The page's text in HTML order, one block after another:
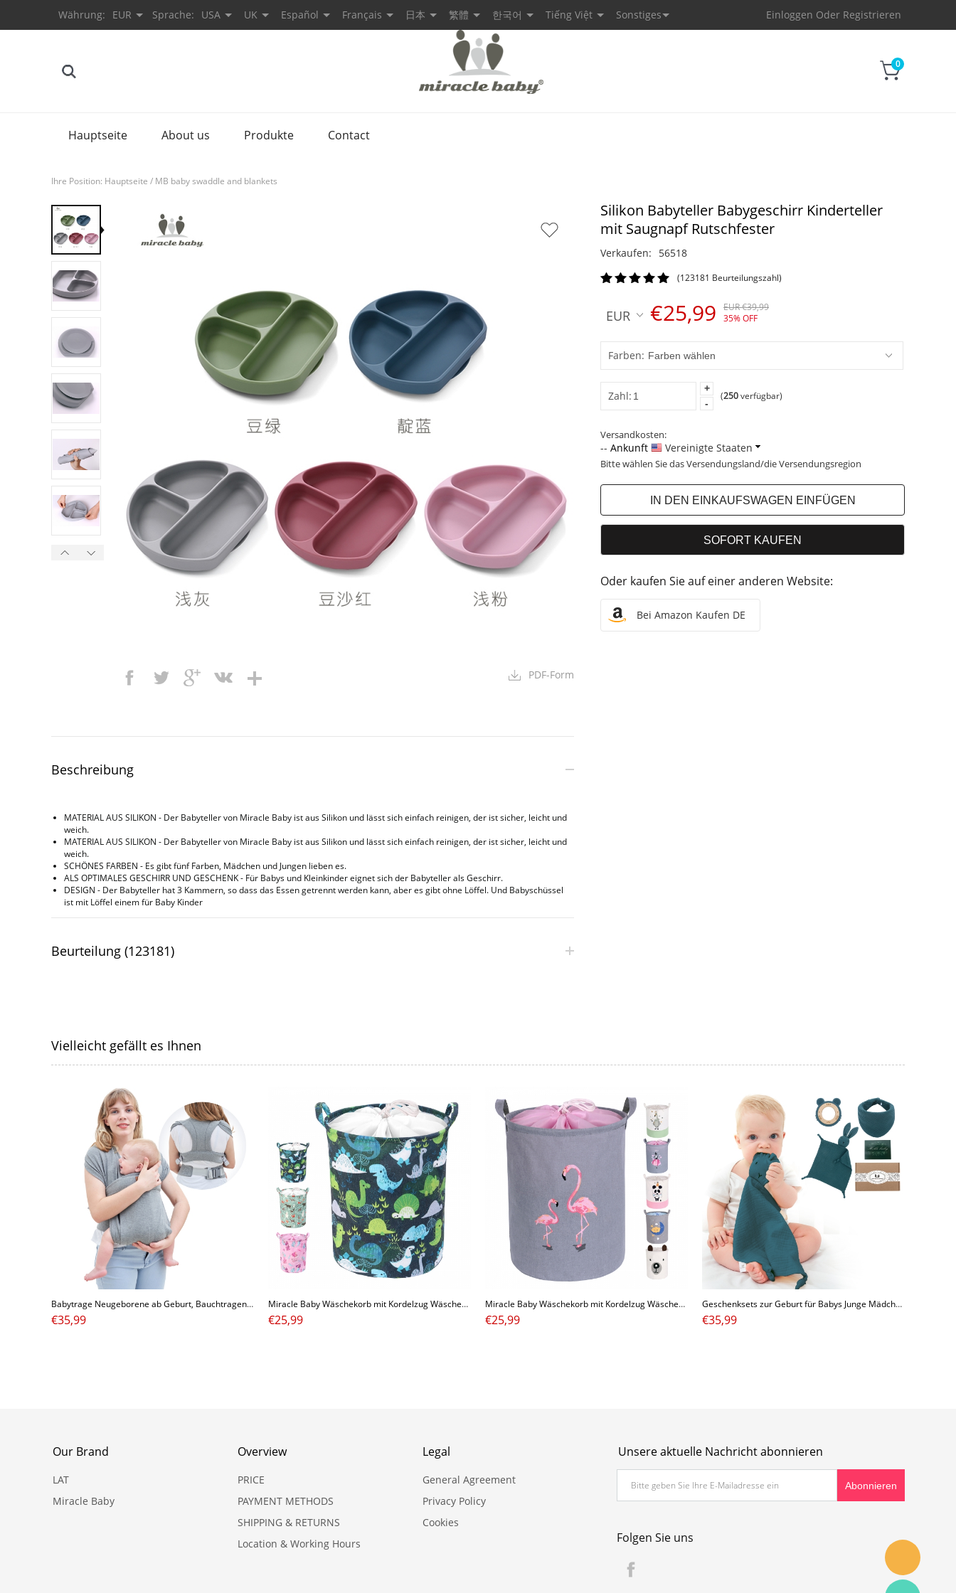
Währung: EUR Sprache: USA UK Español Français 日本 繁體 한국어 Tiếng Việt Sonstiges Einloggen Oder Registrieren
0
Hauptseite About us Produkte Contact
Ihre Position: Hauptseite / MB baby swaddle and blankets
PDF-Form
Beschreibung
MATERIAL AUS SILIKON - Der Babyteller von Miracle Baby ist aus Silikon und lässt sich einfach reinigen, der ist sicher, leicht und
weich.
MATERIAL AUS SILIKON - Der Babyteller von Miracle Baby ist aus Silikon und lässt sich einfach reinigen, der ist sicher, leicht und
weich.
SCHÖNES FARBEN - Es gibt fünf Farben, Mädchen und Jungen lieben es.
ALS OPTIMALES GESCHIRR UND GESCHENK - Für Babys und Kleinkinder eignet sich der Babyteller als Geschirr.
DESIGN - Der Babyteller hat 3 Kammern, so dass das Essen getrennt werden kann, aber es gibt ohne Löffel. Und Babyschüssel
ist mit Löffel einem für Baby Kinder
Beurteilung (123181)
Silikon Babyteller Babygeschirr Kinderteller
mit Saugnapf Rutschfester
Verkaufen: 56518
(123181 Beurteilungszahl)
EUR €25,99
EUR €39,99
35% OFF
Farben:
Zahl:
+
-
(250verfügbar)
Versandkosten:
-- Ankunft Vereinigte Staaten
Bitte wählen Sie das Versendungsland/die Versendungsregion
Oder kaufen Sie auf einer anderen Website:
Bei Amazon Kaufen DE
Vielleicht gefällt es Ihnen
Babytrage Neugeborene ab Geburt, Bauchtragen Tragetasche grau
€35,99
Miracle Baby Wäschekorb mit Kordelzug Wäschesammler Spielzeugkorb Kinderzimmer Aufbewahrungskorb Kinder Groß Faltbar für Mädchen Junge 35X43cm
€25,99
Miracle Baby Wäschekorb mit Kordelzug Wäschesammler Spielzeugkorb Kinderzimmer Aufbewahrungskorb Kinder Groß Faltbar für Mädchen Junge 35X43cm
€25,99
Geschenksets zur Geburt für Babys Junge Mädchen Schmusetuch Beißring Holz und Lätzchen Baumwolle 3er
€35,99
Our Brand
LAT
Miracle Baby
Overview
PRICE
PAYMENT METHODS
SHIPPING & RETURNS
Location & Working Hours
Legal
General Agreement
Privacy Policy
Cookies
Unsere aktuelle Nachricht abonnieren
Folgen Sie uns